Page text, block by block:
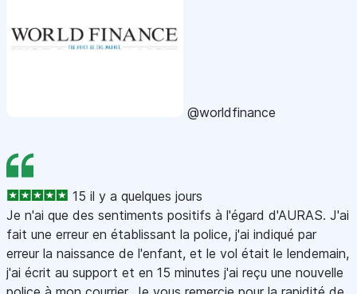
@worldfinance
15 il y a quelques jours
Je n'ai que des sentiments positifs à l'égard d'AURAS. J'ai
fait une erreur en établissant la police, j'ai indiqué par
erreur la naissance de l'enfant, et le vol était le lendemain,
j'ai écrit au support et en 15 minutes j'ai reçu une nouvelle